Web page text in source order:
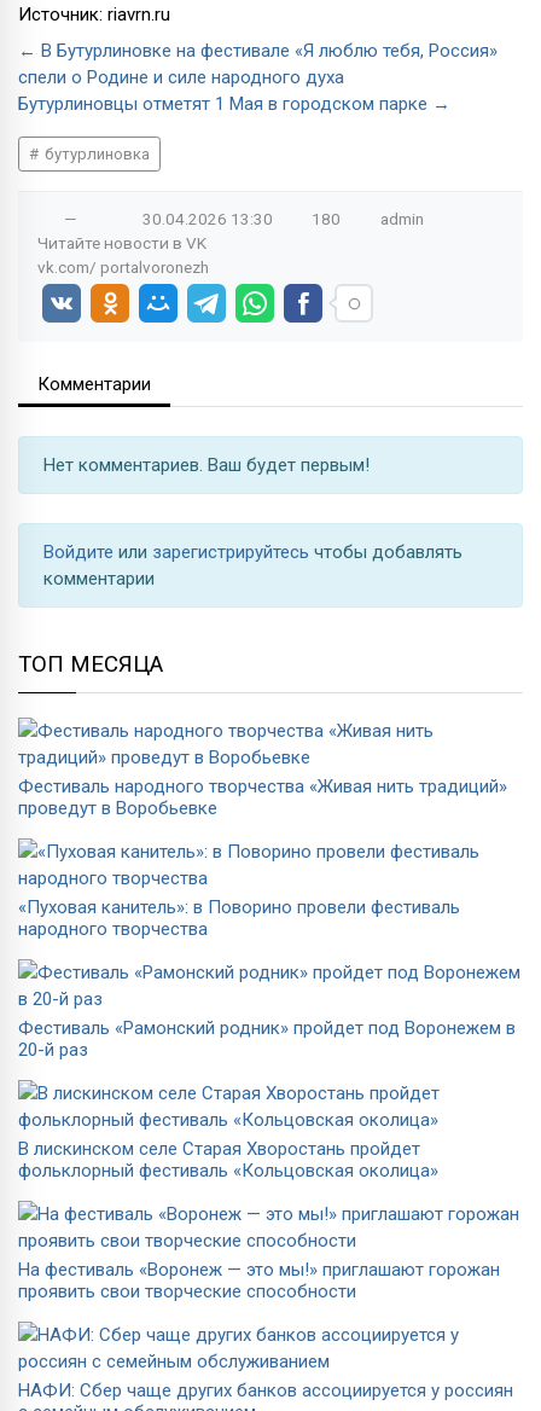
Источник: riavrn.ru
← В Бутурлиновке на фестивале «Я люблю тебя, Россия»
спели о Родине и силе народного духа
Бутурлиновцы отметят 1 Мая в городском парке →
бутурлиновка
— 30.04.2026 13:30 180
admin
Читайте новости в VK
vk.com/ portalvoronezh
Комментарии
Нет комментариев. Ваш будет первым!
Войдите или зарегистрируйтесь чтобы добавлять
комментарии
ТОП МЕСЯЦА
Фестиваль народного творчества «Живая нить традиций»
проведут в Воробьевке
«Пуховая канитель»: в Поворино провели фестиваль
народного творчества
Фестиваль «Рамонский родник» пройдет под Воронежем в
20-й раз
В лискинском селе Старая Хворостань пройдет
фольклорный фестиваль «Кольцовская околица»
На фестиваль «Воронеж — это мы!» приглашают горожан
проявить свои творческие способности
НАФИ: Сбер чаще других банков ассоциируется у россиян